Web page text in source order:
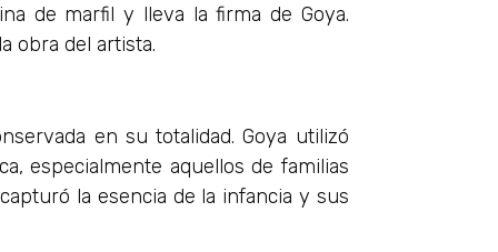
de marfil y lleva la firma de Goya.
obra del artista.
en su totalidad. Goya utilizó
especialmente aquellos de familias
la esencia de la infancia y sus